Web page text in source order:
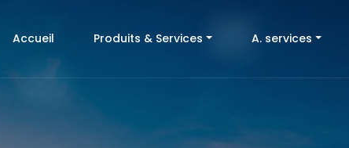
Accueil (current)Produits & Services A. services
b